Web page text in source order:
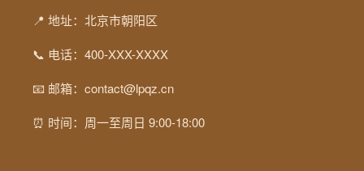
📍 地址：北京市朝阳区
📞 电话：400-XXX-XXXX
📧 邮箱：contact@lpqz.cn
⏰ 时间：周一至周日 9:00-18:00